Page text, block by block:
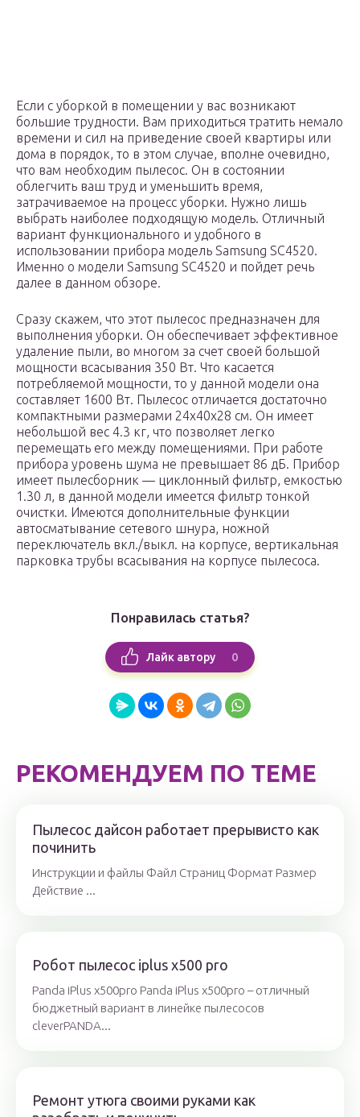
Если с уборкой в помещении у вас возникают
большие трудности. Вам приходиться тратить немало
времени и сил на приведение своей квартиры или
дома в порядок, то в этом случае, вполне очевидно,
что вам необходим пылесос. Он в состоянии
облегчить ваш труд и уменьшить время,
затрачиваемое на процесс уборки. Нужно лишь
выбрать наиболее подходящую модель. Отличный
вариант функционального и удобного в
использовании прибора модель Samsung SC4520.
Именно о модели Samsung SC4520 и пойдет речь
далее в данном обзоре.
Сразу скажем, что этот пылесос предназначен для
выполнения уборки. Он обеспечивает эффективное
удаление пыли, во многом за счет своей большой
мощности всасывания 350 Вт. Что касается
потребляемой мощности, то у данной модели она
составляет 1600 Вт. Пылесос отличается достаточно
компактными размерами 24x40x28 cм. Он имеет
небольшой вес 4.3 кг, что позволяет легко
перемещать его между помещениями. При работе
прибора уровень шума не превышает 86 дБ. Прибор
имеет пылесборник — циклонный фильтр, емкостью
1.30 л, в данной модели имеется фильтр тонкой
очистки. Имеются дополнительные функции
автосматывание сетевого шнура, ножной
переключатель вкл./выкл. на корпусе, вертикальная
парковка трубы всасывания на корпусе пылесоса.
Понравилась статья?
Лайк автору 0
РЕКОМЕНДУЕМ ПО ТЕМЕ
Пылесос дайсон работает прерывисто как
починить
Инструкции и файлы Файл Страниц Формат Размер
Действие ...
Робот пылесос iplus x500 pro
Panda iPlus x500pro Panda iPlus x500pro – отличный
бюджетный вариант в линейке пылесосов
cleverPANDA...
Ремонт утюга своими руками как